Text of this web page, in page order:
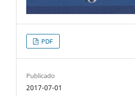
PDF
Publicado
2017-07-01